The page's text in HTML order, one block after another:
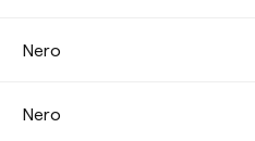
Nero
Nero